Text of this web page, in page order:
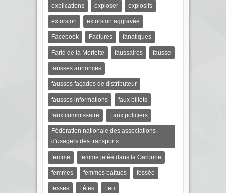
explications exploser explosifs
extorsion extorsion aggravée
Facebook Factures fanatiques
Farid de la Morlette faussaires fausse
fausses annonces
fausses façades de distributeur
fausses informations faux billets
faux commissaire Faux policiers
Fédération nationale des associations
d'usagers des transports
femme femme jetée dans la Garonne
femmes femmes battues fessée
fesses Fêtes Feu